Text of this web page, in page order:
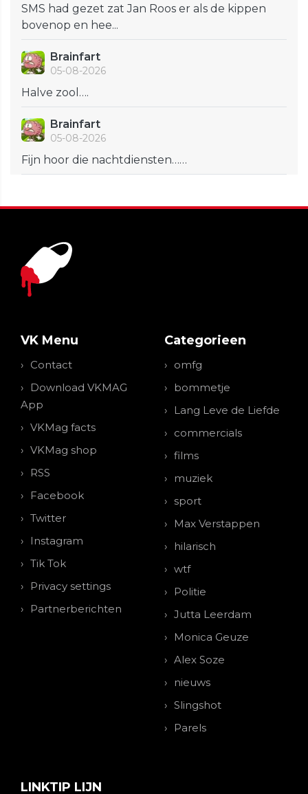
SMS had gezet zat Jan Roos er als de kippen
bovenop en hee...
Brainfart
05-08-2026
Halve zool….
Brainfart
05-08-2026
Fijn hoor die nachtdiensten……
VK Menu
Contact
Download VKMAG
App
VKMag facts
VKMag shop
RSS
Facebook
Twitter
Instagram
Tik Tok
Privacy settings
Partnerberichten
Categorieen
omfg
bommetje
Lang Leve de Liefde
commercials
films
muziek
sport
Max Verstappen
hilarisch
wtf
Politie
Jutta Leerdam
Monica Geuze
Alex Soze
nieuws
Slingshot
Parels
LINKTIP LIJN